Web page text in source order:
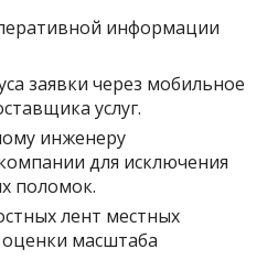
информации
заявки через мобильное
услуг.
инженеру
для исключения
поломок.
лент местных
масштаба